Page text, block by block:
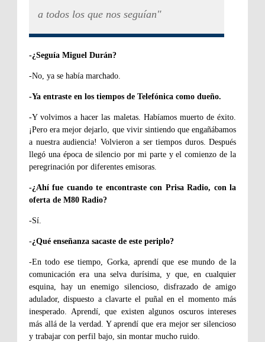
a todos los que nos seguían"
-¿Seguía Miguel Durán?
-No, ya se había marchado.
-Ya entraste en los tiempos de Telefónica como dueño.
-Y volvimos a hacer las maletas. Habíamos muerto de éxito.
¡Pero era mejor dejarlo, que vivir sintiendo que engañábamos
a nuestra audiencia! Volvieron a ser tiempos duros. Después
llegó una época de silencio por mi parte y el comienzo de la
peregrinación por diferentes emisoras.
-¿Ahí fue cuando te encontraste con Prisa Radio, con la
oferta de M80 Radio?
-Sí.
-¿Qué enseñanza sacaste de este periplo?
-En todo ese tiempo, Gorka, aprendí que ese mundo de la
comunicación era una selva durísima, y que, en cualquier
esquina, hay un enemigo silencioso, disfrazado de amigo
adulador, dispuesto a clavarte el puñal en el momento más
inesperado. Aprendí, que existen algunos oscuros intereses
más allá de la verdad. Y aprendí que era mejor ser silencioso
y trabajar con perfil bajo, sin montar mucho ruido.